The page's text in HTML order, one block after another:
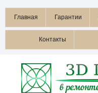
Главная Гарантии
Контакты